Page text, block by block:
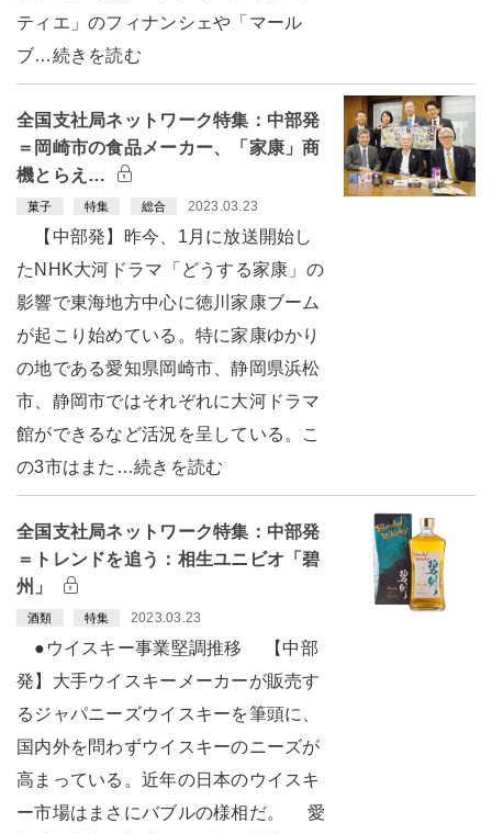
ティエ」のフィナンシェや「マール
ブ…続きを読む
全国支社局ネットワーク特集：中部発
＝岡崎市の食品メーカー、「家康」商
機とらえ…
菓子 特集 総合 2023.03.23
【中部発】昨今、1月に放送開始し
たNHK大河ドラマ「どうする家康」の
影響で東海地方中心に徳川家康ブーム
が起こり始めている。特に家康ゆかり
の地である愛知県岡崎市、静岡県浜松
市、静岡市ではそれぞれに大河ドラマ
館ができるなど活況を呈している。こ
の3市はまた…続きを読む
全国支社局ネットワーク特集：中部発
＝トレンドを追う：相生ユニビオ「碧
州」
酒類 特集 2023.03.23
●ウイスキー事業堅調推移 【中部
発】大手ウイスキーメーカーが販売す
るジャパニーズウイスキーを筆頭に、
国内外を問わずウイスキーのニーズが
高まっている。近年の日本のウイスキ
ー市場はまさにバブルの様相だ。 愛